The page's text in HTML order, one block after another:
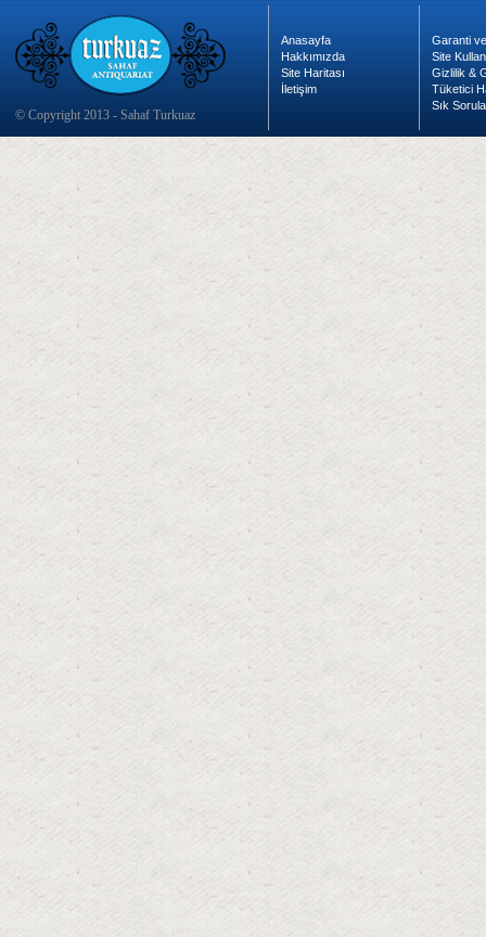
© Copyright 2013 - Sahaf Turkuaz
Anasayfa
Hakkımızda
Site Haritası
İletişim
Garanti
Site
Gizlilik &
Tüketici
Sık